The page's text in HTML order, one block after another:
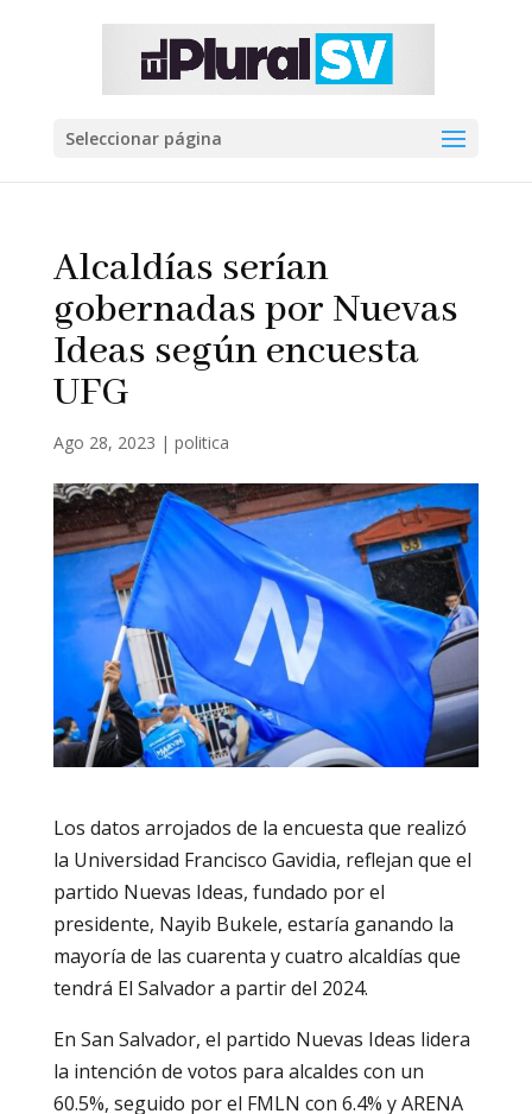
Seleccionar página
Alcaldías serían
gobernadas por Nuevas
Ideas según encuesta
UFG
Ago 28, 2023 | politica
Los datos arrojados de la encuesta que realizó
la Universidad Francisco Gavidia, reflejan que el
partido Nuevas Ideas, fundado por el
presidente, Nayib Bukele, estaría ganando la
mayoría de las cuarenta y cuatro alcaldías que
tendrá El Salvador a partir del 2024.
En San Salvador, el partido Nuevas Ideas lidera
la intención de votos para alcaldes con un
60.5%, seguido por el FMLN con 6.4% y ARENA